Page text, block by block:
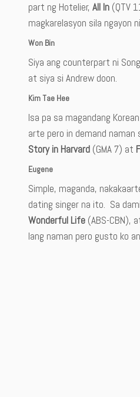
part ng Hotelier, All In (QTV
magkarelasyon sila ngayon ni
Won Bin
Siya ang counterpart ni
at siya si Andrew doon.
Kim Tae Hee
Isa pa sa magandang
arte pero in demand naman
Story in Harvard (GMA 7) at
Eugene
Simple, maganda,
dating singer na ito. Sa
Wonderful Life (ABS-CBN),
lang naman pero gusto ko